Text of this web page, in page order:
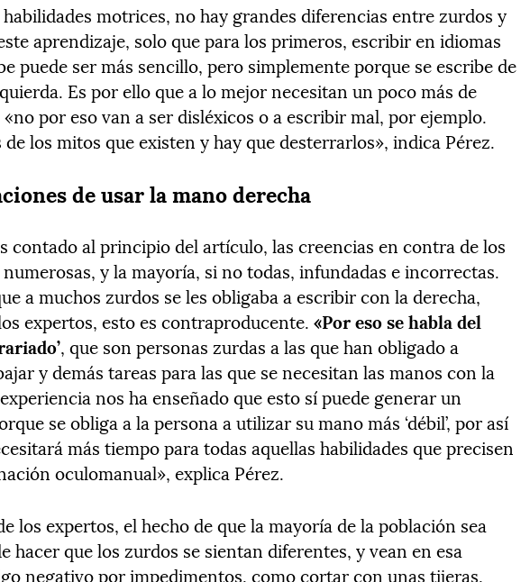
motrices, no hay grandes diferencias entre zurdos y
aprendizaje, solo que para los primeros, escribir en idiomas
puede ser más sencillo, pero simplemente porque se escribe de
Es por ello que a lo mejor necesitan un poco más de
por eso van a ser disléxicos o a escribir mal, por ejemplo.
de los mitos que existen y hay que desterrarlos», indica Pérez.
de usar la mano derecha
contado al principio del artículo, las creencias en contra de los
y la mayoría, si no todas, infundadas e incorrectas.
a muchos zurdos se les obligaba a escribir con la derecha,
expertos, esto es contraproducente.«Por eso se habla del
, que son personas zurdas a las que han obligado a
y demás tareas para las que se necesitan las manos con la
nos ha enseñado que esto sí puede generar un
se obliga a la persona a utilizar su mano más ‘débil’, por así
más tiempo para todas aquellas habilidades que precisen
oculomanual», explica Pérez.
los expertos, el hecho de que la mayoría de la población sea
hacer que los zurdos se sientan diferentes, y vean en esa
negativo por impedimentos, como cortar con unas tijeras,